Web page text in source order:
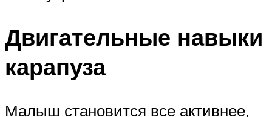
Двигательные навыки
карапуза
Малыш становится все активнее,